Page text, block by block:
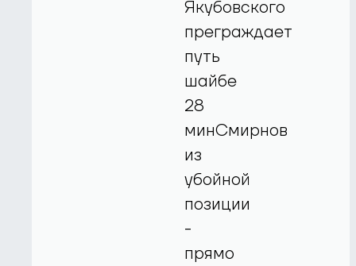
Якубовского
преграждает
путь
шайбе
28
минСмирнов
из
убойной
позиции
-
прямо